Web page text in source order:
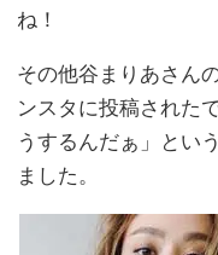
ね！
その他谷まりあさん
ンスタに投稿された
うするんだぁ」とい
ました。